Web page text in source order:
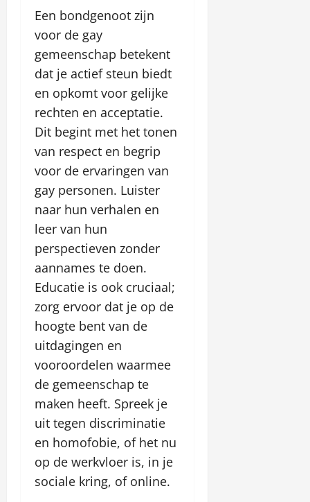
Een bondgenoot zijn
voor de gay
gemeenschap betekent
dat je actief steun biedt
en opkomt voor gelijke
rechten en acceptatie.
Dit begint met het tonen
van respect en begrip
voor de ervaringen van
gay personen. Luister
naar hun verhalen en
leer van hun
perspectieven zonder
aannames te doen.
Educatie is ook cruciaal;
zorg ervoor dat je op de
hoogte bent van de
uitdagingen en
vooroordelen waarmee
de gemeenschap te
maken heeft. Spreek je
uit tegen discriminatie
en homofobie, of het nu
op de werkvloer is, in je
sociale kring, of online.